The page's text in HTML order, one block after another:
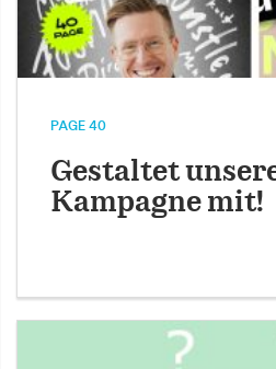
PAGE 40
Gestaltet
Kampagne mit!